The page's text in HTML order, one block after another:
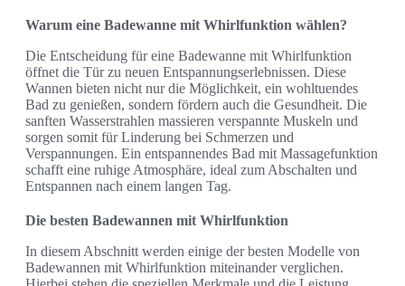
Warum eine Badewanne mit Whirlfunktion wählen?
Die Entscheidung für eine Badewanne mit Whirlfunktion
öffnet die Tür zu neuen Entspannungserlebnissen. Diese
Wannen bieten nicht nur die Möglichkeit, ein wohltuendes
Bad zu genießen, sondern fördern auch die Gesundheit. Die
sanften Wasserstrahlen massieren verspannte Muskeln und
sorgen somit für Linderung bei Schmerzen und
Verspannungen. Ein entspannendes Bad mit Massagefunktion
schafft eine ruhige Atmosphäre, ideal zum Abschalten und
Entspannen nach einem langen Tag.
Die besten Badewannen mit Whirlfunktion
In diesem Abschnitt werden einige der besten Modelle von
Badewannen mit Whirlfunktion miteinander verglichen.